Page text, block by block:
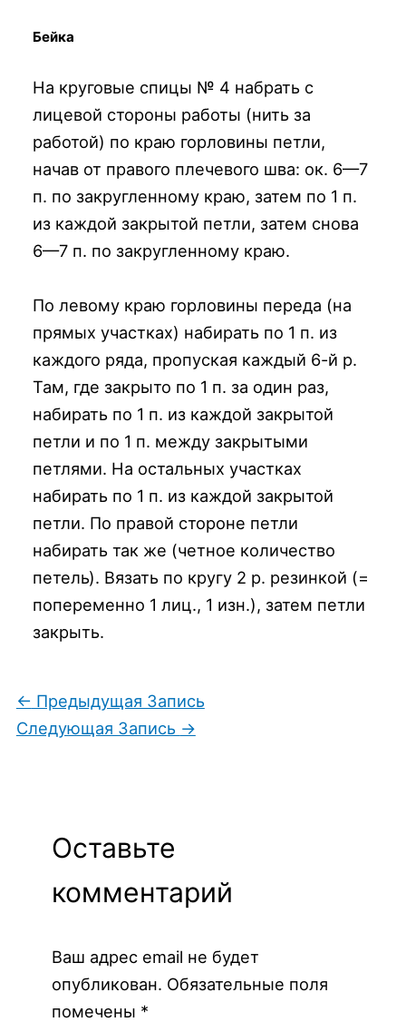
Бейка
На круговые спицы № 4 набрать с
лицевой стороны работы (нить за
работой) по краю горловины петли,
начав от правого плечевого шва: ок. 6—7
п. по закругленному краю, затем по 1 п.
из каждой закрытой петли, затем снова
6—7 п. по закругленному краю.
По левому краю горловины переда (на
прямых участках) набирать по 1 п. из
каждого ряда, пропуская каждый 6-й р.
Там, где закрыто по 1 п. за один раз,
набирать по 1 п. из каждой закрытой
петли и по 1 п. между закрытыми
петлями. На остальных участках
набирать по 1 п. из каждой закрытой
петли. По правой стороне петли
набирать так же (четное количество
петель). Вязать по кругу 2 р. резинкой (=
попеременно 1 лиц., 1 изн.), затем петли
закрыть.
← Предыдущая Запись
Следующая Запись →
Оставьте
комментарий
Ваш адрес email не будет
опубликован. Обязательные поля
помечены *